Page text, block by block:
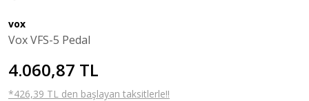
vox
Vox VFS-5 Pedal
4.060,87 TL
*426,39 TL den başlayan taksitlerle!!